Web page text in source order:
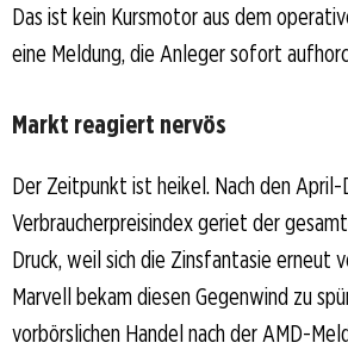
Das ist kein Kursmotor aus dem
eine Meldung, die Anleger sofort
Markt reagiert nervös
Der Zeitpunkt ist heikel. Nach den April-
Verbraucherpreisindex geriet der
Druck, weil sich die Zinsfantasie erneut
Marvell bekam diesen Gegenwind zu
vorbörslichen Handel nach der AMD-